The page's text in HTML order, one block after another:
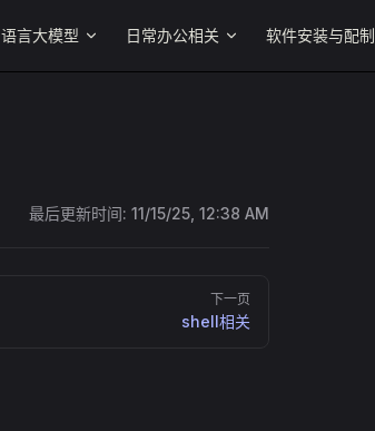
语言大模型 日常办公相关 软件安装与配制
最后更新时间: 11/15/25, 12:38 AM
下一页
shell相关